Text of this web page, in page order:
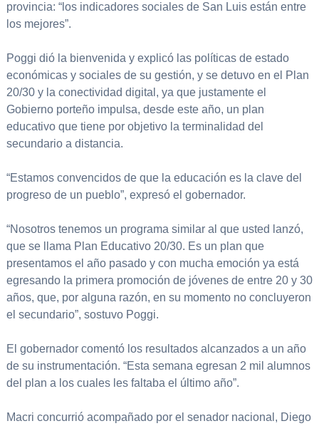
provincia: “los indicadores sociales de San Luis están entre
los mejores”.
Poggi dió la bienvenida y explicó las políticas de estado
económicas y sociales de su gestión, y se detuvo en el Plan
20/30 y la conectividad digital, ya que justamente el
Gobierno porteño impulsa, desde este año, un plan
educativo que tiene por objetivo la terminalidad del
secundario a distancia.
“Estamos convencidos de que la educación es la clave del
progreso de un pueblo”, expresó el gobernador.
“Nosotros tenemos un programa similar al que usted lanzó,
que se llama Plan Educativo 20/30. Es un plan que
presentamos el año pasado y con mucha emoción ya está
egresando la primera promoción de jóvenes de entre 20 y 30
años, que, por alguna razón, en su momento no concluyeron
el secundario”, sostuvo Poggi.
El gobernador comentó los resultados alcanzados a un año
de su instrumentación. “Esta semana egresan 2 mil alumnos
del plan a los cuales les faltaba el último año”.
Macri concurrió acompañado por el senador nacional, Diego